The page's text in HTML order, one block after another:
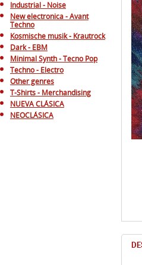
Industrial - Noise
New electronica - Avant
Techno
Kosmische musik - Krautrock
Dark - EBM
Minimal Synth - Tecno Pop
Techno - Electro
Other genres
T-Shirts - Merchandising
NUEVA CLÁSICA
NEOCLÁSICA